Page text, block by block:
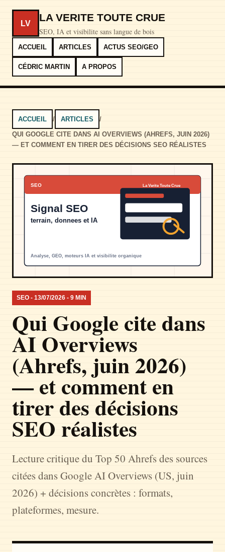
LV LA VERITE TOUTE CRUE
SEO, IA et visibilite sans langue de bois
ACCUEIL ARTICLES ACTUS SEO/GEO
CÉDRIC MARTIN A PROPOS
ACCUEIL / ARTICLES
/
QUI GOOGLE CITE DANS AI OVERVIEWS (AHREFS, JUIN 2026)
— ET COMMENT EN TIRER DES DÉCISIONS SEO RÉALISTES
SEO - 13/07/2026 - 9 MIN
Qui Google cite dans
AI Overviews
(Ahrefs, juin 2026)
— et comment en
tirer des décisions
SEO réalistes
Lecture critique du Top 50 Ahrefs des sources
citées dans Google AI Overviews (US, juin
2026) + décisions concrètes : formats,
plateformes, mesure.